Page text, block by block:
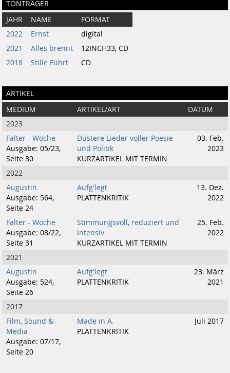
TONTRÄGER
JAHR NAME
FORMAT
2022
Ernst
digital
2021
Alles brennt
12INCH33, CD
2018
Stille Führt CD
ARTIKEL
MEDIUM ARTIKEL/ART
DATUM
2023
Falter - Woche
Ausgabe: 05/23,
Seite 30
Düstere Lieder voller Poesie
und Politik
KURZARTIKEL MIT TERMIN
03. Feb.
2023
2022
Augustin
Ausgabe: 564,
Seite 24
Aufg'legt
PLATTENKRITIK
13. Dez.
2022
Falter - Woche
Ausgabe: 08/22,
Seite 31
Stimmungsvoll, reduziert und
intensiv
KURZARTIKEL MIT TERMIN
25. Feb.
2022
2021
Augustin
Ausgabe: 524,
Seite 26
Aufg'legt
PLATTENKRITIK
23. März
2021
2017
Film, Sound &
Media
Ausgabe: 07/17,
Seite 20
Made in A.
PLATTENKRITIK
Juli 2017